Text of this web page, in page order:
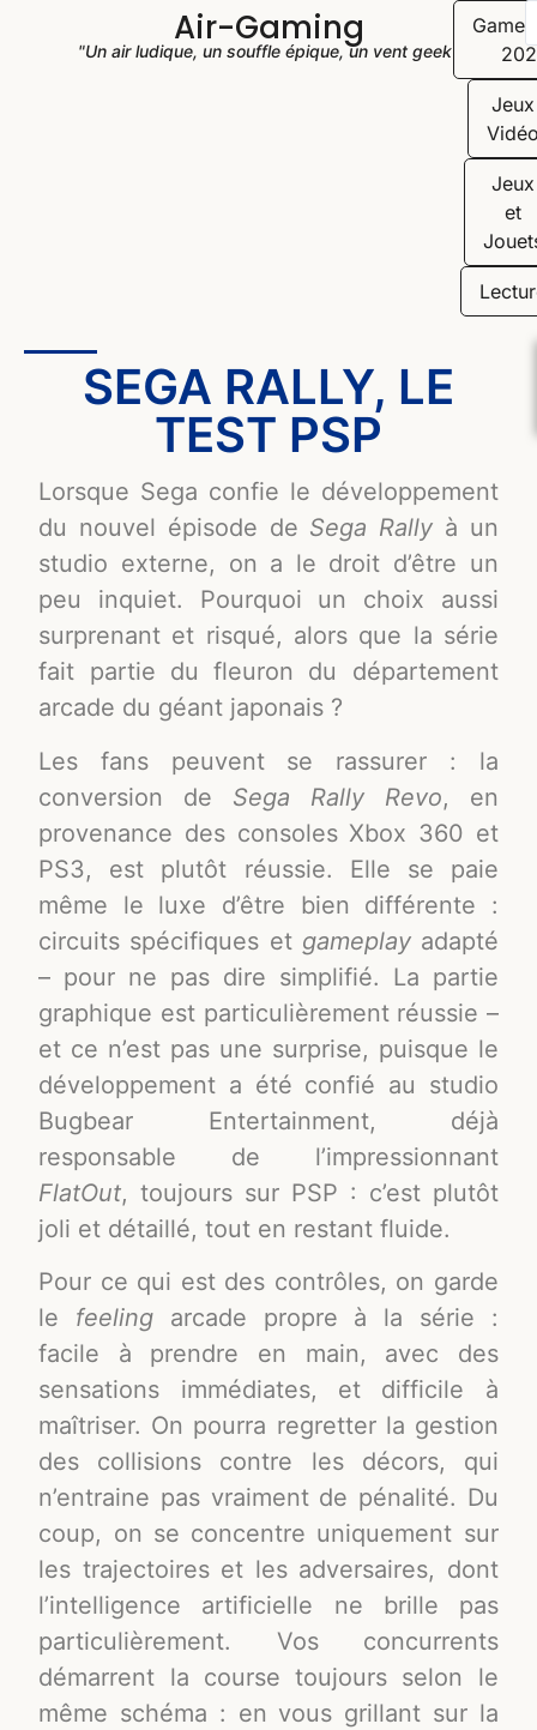
Air-Gaming
"Un air ludique, un souffle épique, un vent geek"
Jeux
Jeux
et
SEGA RALLY, LE
TEST PSP
Lorsque Sega confie le développement
du nouvel épisode de Sega Rally à un
studio externe, on a le droit d’être un
peu inquiet. Pourquoi un choix aussi
surprenant et risqué, alors que la série
fait partie du fleuron du département
arcade du géant japonais ?
Les fans peuvent se rassurer : la
conversion de Sega Rally Revo, en
provenance des consoles Xbox 360 et
PS3, est plutôt réussie. Elle se paie
même le luxe d’être bien différente :
circuits spécifiques et gameplayadapté
– pour ne pas dire simplifié. La partie
graphique est particulièrement réussie –
et ce n’est pas une surprise, puisque le
développement a été confié au studio
Bugbear Entertainment, déjà
responsable de l’impressionnant
FlatOut, toujours sur PSP : c’est plutôt
joli et détaillé, tout en restant fluide.
Pour ce qui est des contrôles, on garde
le feeling arcade propre à la série :
facile à prendre en main, avec des
sensations immédiates, et difficile à
maîtriser. On pourra regretter la gestion
des collisions contre les décors, qui
n’entraine pas vraiment de pénalité. Du
coup, on se concentre uniquement sur
les trajectoires et les adversaires, dont
l’intelligence artificielle ne brille pas
particulièrement. Vos concurrents
démarrent la course toujours selon le
même schéma : en vous grillant sur la